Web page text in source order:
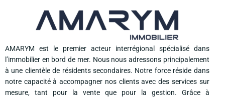
AMARYM est le premier acteur interrégional spécialisé dans
l’immobilier en bord de mer. Nous nous adressons principalement
à une clientèle de résidents secondaires. Notre force réside dans
notre capacité à accompagner nos clients avec des services sur
mesure, tant pour la vente que pour la gestion. Grâce à